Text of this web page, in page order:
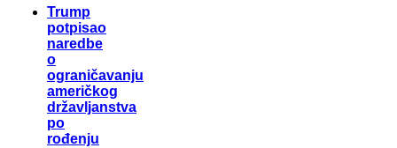
Trump
potpisao
naredbe
o
ograničavanju
američkog
državljanstva
po
rođenju